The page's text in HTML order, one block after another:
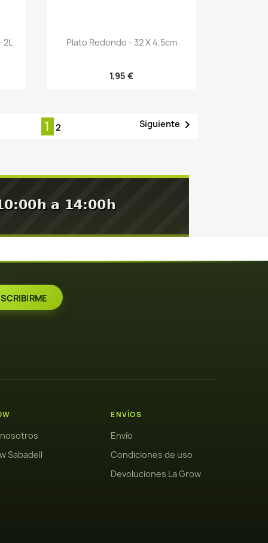
2L Vista rápida
Plato Redondo - 32 X 4,5cm
1,95 €
1 2 Siguiente 
Sabadell
ENVÍOS
Envío
Condiciones de uso
Devoluciones La Grow